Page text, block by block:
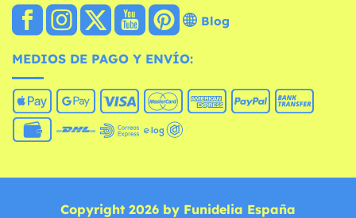
Blog
MEDIOS DE PAGO Y ENVÍO:
Copyright 2026 by Funidelia España